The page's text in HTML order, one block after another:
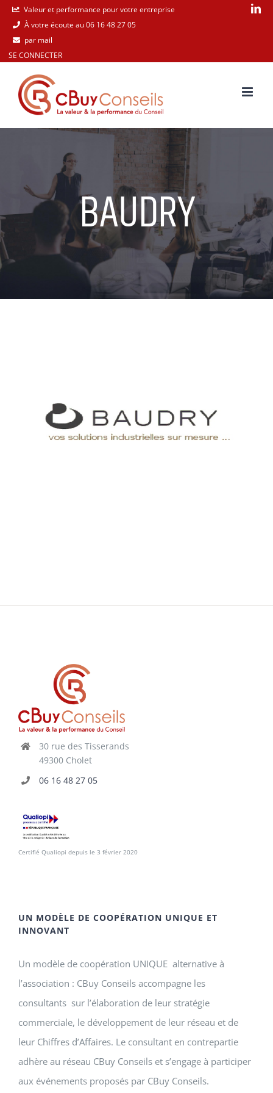
Passer
contenu
Valeur et performance pour votre entreprise
À votre écoute au 06 16 48 27 05
par mail
SE CONNECTER
BAUDRY
30 rue des Tisserands
49300 Cholet
06 16 48 27 05
Certifié Qualiopi depuis le 3 février 2020
UN MODÈLE DE COOPÉRATION UNIQUE ET
INNOVANT
Un modèle de coopération UNIQUE alternative à
l’association : CBuy Conseils accompagne les
consultants sur l’élaboration de leur stratégie
commerciale, le développement de leur réseau et de
leur Chiffres d’Affaires. Le consultant en contrepartie
adhère au réseau CBuy Conseils et s’engage à participer
aux événements proposés par CBuy Conseils.